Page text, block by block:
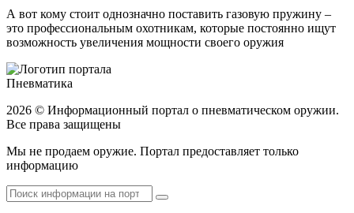
А вот кому стоит однозначно поставить газовую пружину –
это профессиональным охотникам, которые постоянно ищут
возможность увеличения мощности своего оружия
Пневматика
2026 © Информационный портал о пневматическом оружии.
Все права защищены
Мы не продаем оружие. Портал предоставляет только
информацию